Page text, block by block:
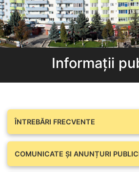
Informații
ÎNTREBĂRI FRECVENTE
COMUNICATE ŞI ANUNȚURI